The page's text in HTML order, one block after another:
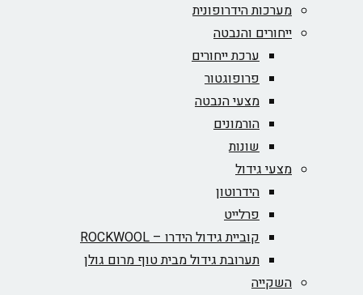
מערכות הידרופונית
ייחורים והנבטה
ערכת ייחורים
פרופוגטור
מצעי הנבטה
הורמונים
שונות
מצעי גידול
הידרוטון
פרלייט
קוביית גידול הידרו – ROCKWOOL‏
תערובת גידול מבית טוף מרום גולן
השקייה